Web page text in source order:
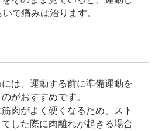
で痛みは治ります。
は、運動する前に準備運動を
がおすすめです。
肉がよく硬くなるため、スト
した際に肉離れが起きる場合